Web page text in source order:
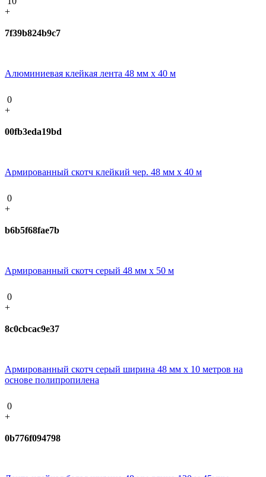
+
7f39b824b9c7
Алюминиевая клейкая лента 48 мм х 40 м
0
+
00fb3eda19bd
Армированный скотч клейкий чер. 48 мм х 40 м
0
+
b6b5f68fae7b
Армированный скотч серый 48 мм х 50 м
0
+
8c0cbcac9e37
Армированный скотч серый ширина 48 мм х 10 метров на
основе полипропилена
0
+
0b776f094798